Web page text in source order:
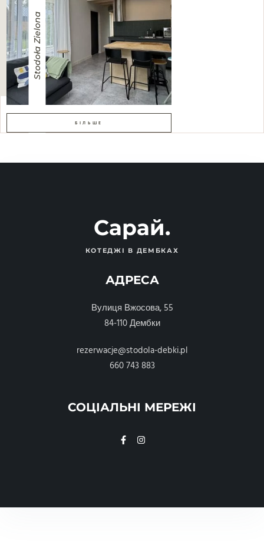
Stodoła Zielona
БІЛЬШЕ
Сарай.
КОТЕДЖІ В ДЕМБКАХ
АДРЕСА
Вулиця Вжосова, 55
84-110 Дембки
rezerwacje@stodola-debki.pl
660 743 883
СОЦІАЛЬНІ МЕРЕЖІ